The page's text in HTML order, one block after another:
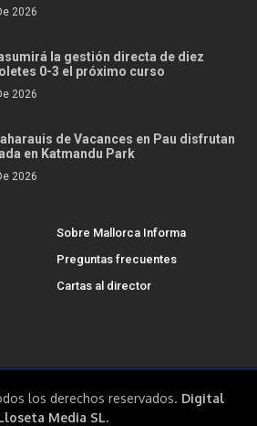
2026
la gestión directa de diez
0-3 el próximo curso
2026
de Vacances en Pau disfrutan
en Katmandu Park
2026
Sobre Mallorca Informa
Preguntas frecuentes
Cartas al director
los derechos reservados. Digital
Media SL.